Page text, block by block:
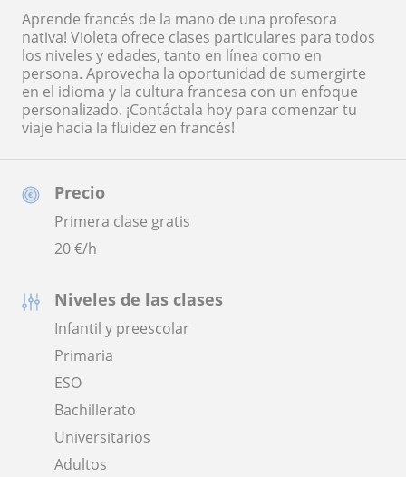
Precio
Primera clase gratis
20€/h
Niveles de las clases
Infantil y preescolar
Primaria
ESO
Bachillerato
Universitarios
Adultos
Aprende francés de la mano de una profesora
nativa! Violeta ofrece clases particulares para todos
los niveles y edades, tanto en línea como en
persona. Aprovecha la oportunidad de sumergirte
en el idioma y la cultura francesa con un enfoque
personalizado. ¡Contáctala hoy para comenzar tu
viaje hacia la fluidez en francés!